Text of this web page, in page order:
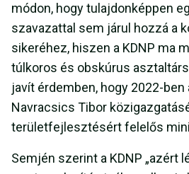
módon, hogy tulajdonképpen
szavazattal sem járul hozzá a
sikeréhez, hiszen a KDNP ma
túlkoros és obskúrus
javít érdemben, hogy 2022-
Navracsics Tibor
területfejlesztésért felelős
Semjén szerint a KDNP „azért